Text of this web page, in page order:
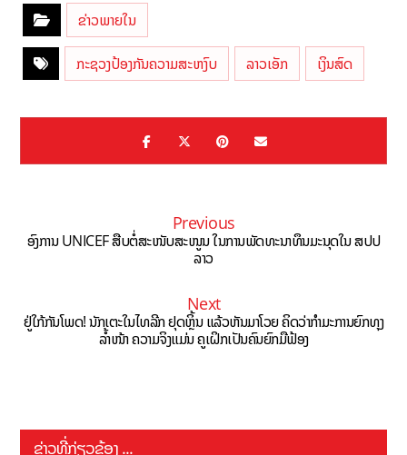
ຂ່າວພາຍໃນ
ກະຊວງປ້ອງກັນຄວາມສະຫງົບ ລາວເອັກ ເງິນສົດ
Previous
ອົງການ UNICEF ສືບຕໍ່ສະໜັບສະໜູນ ໃນການພັດທະນາທຶນມະນຸດໃນ ສປປ
ລາວ
Next
ຢູ່ໃກ້ກັນໂພດ! ນັກເຕະໃນໄທລີກ ຢຸດຫຼິ້ນ ແລ້ວຫັນມາໂວຍ ຄິດວ່າກຳມະການຍົກທຸງ
ລໍ້າໜ້າ ຄວາມຈິງແມ່ນ ຄູເຝິກເປັນຄົນຍົກມືຟ້ອງ
ຂ່າວທີ່ກ່ຽວຂ້ອງ ...